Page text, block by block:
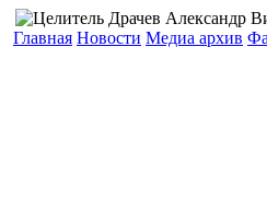
Главная Новости Медиа архив